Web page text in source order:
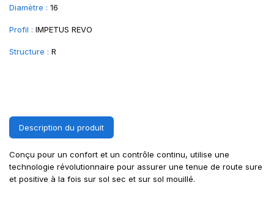
Diamètre : 16
Profil : IMPETUS REVO
Structure : R
Description du produit
Conçu pour un confort et un contrôle continu, utilise une
technologie révolutionnaire pour assurer une tenue de route sure
et positive à la fois sur sol sec et sur sol mouillé.